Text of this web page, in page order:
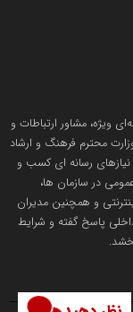
ویژه، مشاور ارتباطات و
مجوز رسانه رسمی با شماره ثبت 86752 از وزارت محترم فرهنگ و ارشاد
رسانه ای کسب و
در سازمان ها،
و همچنین مدیران
پاسخ گفته و شرایط